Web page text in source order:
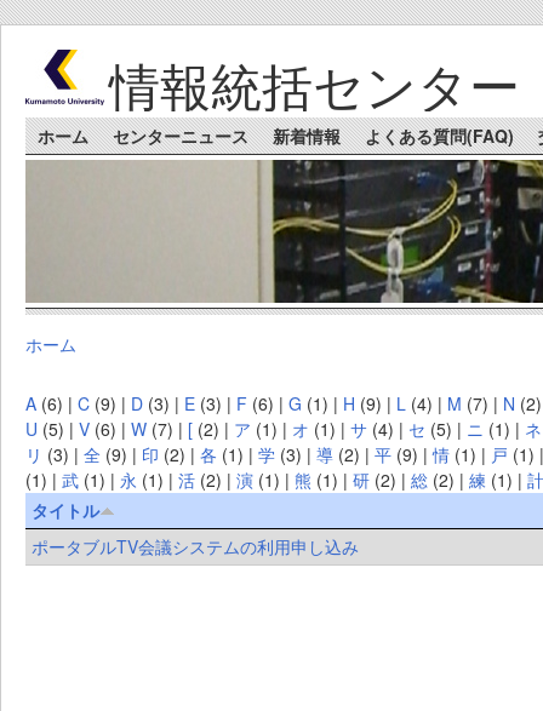
情報統括センター
Main menu
ホーム センターニュース 新着情報 よくある質問(FAQ)
You are here
ホーム
A (6) | C (9) | D (3) | E (3) | F (6) | G (1) | H (9) | L (4) | M (7) | N
U (5) | V (6) | W (7) | [ (2) | ア (1) | オ (1) | サ (4) | セ (5) | ニ (1) | ネ
リ (3) | 全 (9) | 印 (2) | 各 (1) | 学 (3) | 導 (2) | 平 (9) |情 (1) | 戸 (1)
(1) | 武 (1) | 永 (1) | 活 (2) | 演 (1) | 熊 (1) | 研 (2) | 総 (2) | 練 (1) | 計
タイトル
ポータブルTV会議システムの利用申し込み